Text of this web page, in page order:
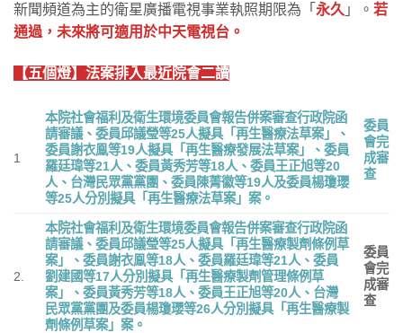
新聞頻道為主的衛星廣播電視事業執照期限為「 永久 」。 若
通過，未來將可適用於中天電視台。
【五個燈】法案排入最近院會二讀
1
本院社會福利及衛生環境委員會報告併案審查行政院函
請審議、委員邱議瑩等25人擬具「再生醫療法草案」、
委員謝衣鳯等19人擬具「再生醫療發展法草案」、委員
羅廷瑋等21人、委員黃秀芳等18人、委員王正旭等20
人、台灣民眾黨黨團、委員陳菁徽等19人及委員楊瓊瓔
等25人分別擬具「再生醫療法草案」案。
委員
會完
成審
查
2.
本院社會福利及衛生環境委員會報告併案審查行政院函
請審議、委員邱議瑩等25人擬具「再生醫療製劑條例草
案」、委員謝衣鳯等18人、委員羅廷瑋等21人、委員
劉建國等17人分別擬具「再生醫療製劑管理條例草
案」、委員黃秀芳等18人、委員王正旭等20人、台灣
民眾黨黨團及委員楊瓊瓔等26人分別擬具「再生醫療製
劑條例草案」案。
委員
會完
成審
查